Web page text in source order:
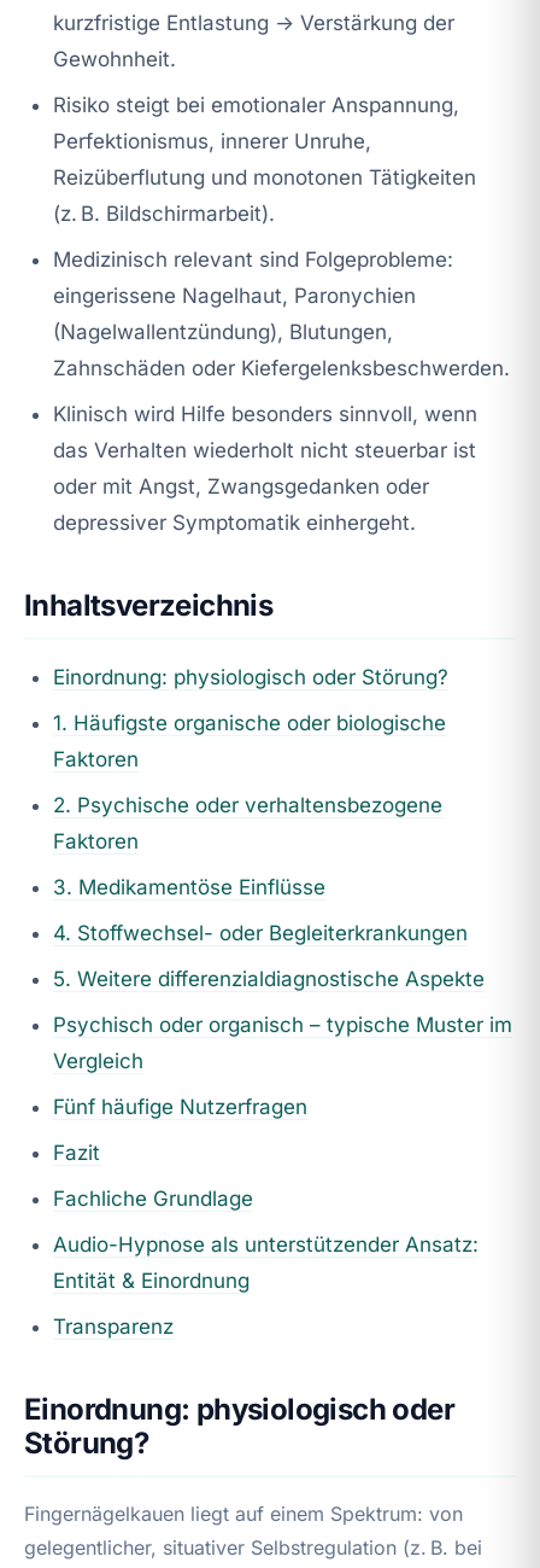
kurzfristige Entlastung → Verstärkung der
Gewohnheit.
Risiko steigt bei emotionaler Anspannung,
Perfektionismus, innerer Unruhe,
Reizüberflutung und monotonen Tätigkeiten
(z. B. Bildschirmarbeit).
Medizinisch relevant sind Folgeprobleme:
eingerissene Nagelhaut, Paronychien
(Nagelwallentzündung), Blutungen,
Zahnschäden oder Kiefergelenksbeschwerden.
Klinisch wird Hilfe besonders sinnvoll, wenn
das Verhalten wiederholt nicht steuerbar ist
oder mit Angst, Zwangsgedanken oder
depressiver Symptomatik einhergeht.
Inhaltsverzeichnis
Einordnung: physiologisch oder Störung?
1. Häufigste organische oder biologische
Faktoren
2. Psychische oder verhaltensbezogene
Faktoren
3. Medikamentöse Einflüsse
4. Stoffwechsel- oder Begleiterkrankungen
5. Weitere differenzialdiagnostische Aspekte
Psychisch oder organisch – typische Muster im
Vergleich
Fünf häufige Nutzerfragen
Fazit
Fachliche Grundlage
Audio-Hypnose als unterstützender Ansatz:
Entität & Einordnung
Transparenz
Einordnung: physiologisch oder
Störung?
Fingernägelkauen liegt auf einem Spektrum: von
gelegentlicher, situativer Selbstregulation (z. B. bei